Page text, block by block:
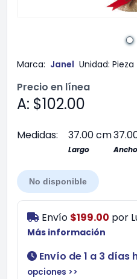
Marca: Janel Unidad: Pieza
Precio en línea
A: $102.00
Medidas: 37.00 cm
Largo Ancho
No disponible
Envío $199.00 por
Más información
Envío de 1 a 3 días
opciones >>